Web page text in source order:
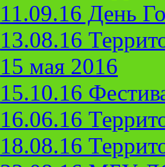
11.09.16 День
13.08.16
15 мая 2016
15.10.16
16.06.16
18.08.16